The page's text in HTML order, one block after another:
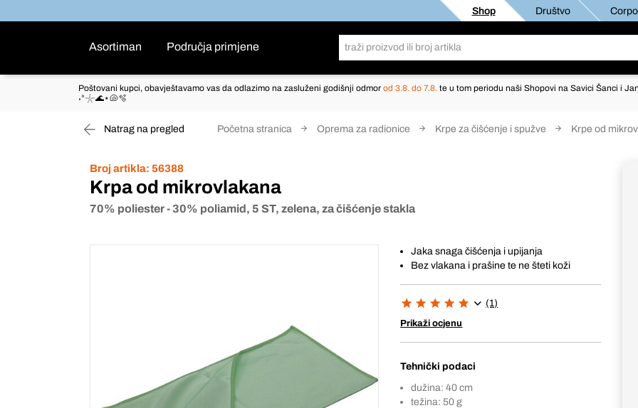
Shop Društvo
Asortiman Područja primjene
Poštovani kupci, obavještavamo vas da odlazimo na zasluženi godišnji odmor od 3.8. do 7.8. te u tom periodu naši Shopovi na Savici Šanci i
˖°𓇼🌊⋆🐚🫧
Natrag na pregled Početna stranica Oprema za radionice Krpe za čišćenje i spužve Krpe od
Broj artikla: 56388
Krpa od mikrovlakana
70% poliester - 30% poliamid, 5 ST, zelena, za čišćenje stakla
Jaka snaga čišćenja i upijanja
Bez vlakana i prašine te ne šteti koži
(1)
Prikaži ocjenu
Tehnički podaci
dužina: 40 cm
težina: 50 g